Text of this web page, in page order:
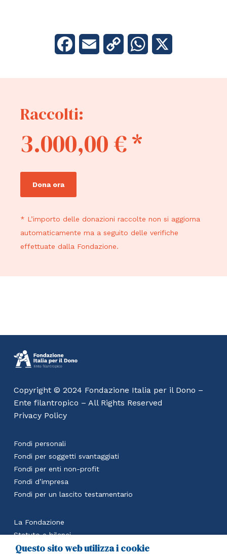
FacebookEmail Copy WhatsApp
Raccolti:
3.000,00 € *
Dona ora
* L’importo delle donazioni raccolte non si aggiorna
automaticamente ma a seguito delle verifiche
effettuate dalla Fondazione.
Copyright © 2024 Fondazione Italia per il Dono –
Ente filantropico – All Rights Reserved
Privacy Policy
Fondi personali
Fondi per soggetti svantaggiati
Fondi per enti non-profit
Fondi d’impresa
Fondi per un lascito testamentario
La Fondazione
Statuto e bilanci
Calcola il beneficio fiscale
Questo sito web utilizza i cookie